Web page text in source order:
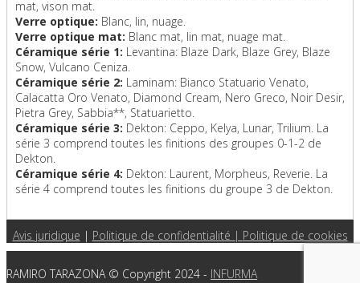
mat, vison mat.
Verre optique: Blanc, lin, nuage.
Verre optique mat: Blanc mat, lin mat, nuage mat.
Céramique série 1: Levantina: Blaze Dark, Blaze Grey, Blaze
Snow, Vulcano Ceniza.
Céramique série 2: Laminam: Bianco Statuario Venato,
Calacatta Oro Venato, Diamond Cream, Nero Greco, Noir Desir,
Pietra Grey, Sabbia**, Statuarietto.
Céramique série 3: Dekton: Ceppo, Kelya, Lunar, Trilium. La
série 3 comprend toutes les finitions des groupes 0-1-2 de
Dekton.
Céramique série 4: Dekton: Laurent, Morpheus, Reverie. La
série 4 comprend toutes les finitions du groupe 3 de Dekton.
Avis juridique | Politique de confidentialité | Politique de cookies
RAMIRO TARAZONA © Copyright 2024 - INFURMA